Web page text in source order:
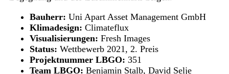
Bauherr: Uni Apart Asset Management GmbH
Klimadesign: Climateflux
Visualisierungen: Fresh Images
Status: Wettbewerb 2021, 2. Preis
Projektnummer LBGO: 351
Team LBGO: Benjamin Stalb, David Selje